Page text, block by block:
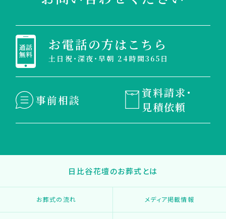
お電話の方はこちら
土日祝・深夜・早朝 24時間365日
事前相談
資料請求・
見積依頼
日比谷花壇のお葬式とは
お葬式の流れ メディア掲載情報